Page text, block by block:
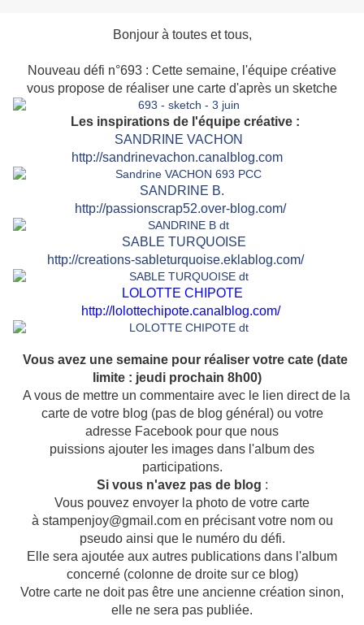
Bonjour à toutes et tous,
Nouveau défi n°693 : Cette semaine, l'équipe créative
vous propose de réaliser une carte d'après un sketche
Les inspirations de l'équipe créative :
SANDRINE VACHON
http://sandrinevachon.canalblog.com
SAN DRINE B.
http://passionscrap52.over-blog.com/
SABLE TURQUOISE
http://creations-sableturquoise.eklablog.com/
LOLOTTE CHIPOTE
http://lolottechipote.canalblog.com/
Vous avez une semaine pour réaliser votre cate (date
limite : jeudi prochain 8h00)
A vous de mettre un commentaire avec le lien direct de la
carte de votre blog (pas de blog général) ou votre
adresse Facebook pour que nous
puissions ajouter les images dans l'album des
participations.
Si vous n'avez pas de blog :
Vous pouvez envoyer la photo de votre carte
à stampenjoy@gmail.com en précisant votre nom ou
pseudo ainsi que le numéro du défi.
Elle sera ajoutée aux autres publications dans l'album
concerné (colonne de droite sur ce blog)
Votre carte ne doit pas être une ancienne création sinon,
elle ne sera pas publiée.